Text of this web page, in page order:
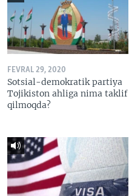
FEVRAL 29, 2020
Sotsial-demokratik partiya
Tojikiston ahliga nima taklif
qilmoqda?